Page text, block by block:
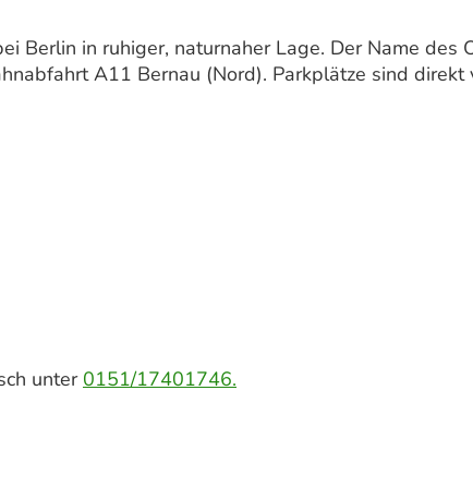
Berlin in ruhiger, naturnaher Lage. Der Name des
A11 Bernau (Nord). Parkplätze sind direkt
unter 0151/17401746.